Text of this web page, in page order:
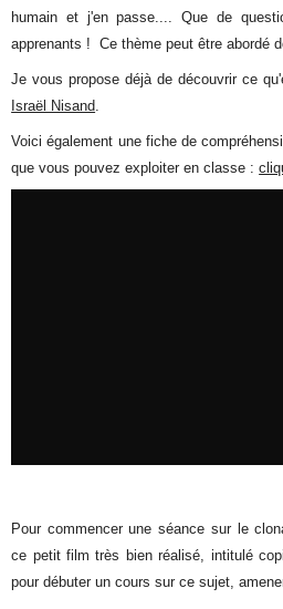
humain et j'en passe.... Que de
apprenants ! Ce thème peut être abordé
Je vous propose déjà de découvrir ce
Israël Nisand
Voici également une fiche de
que vous pouvez exploiter en classe :
Pour commencer une séance sur le
ce petit film très bien réalisé, intitulé
pour débuter un cours sur ce sujet,